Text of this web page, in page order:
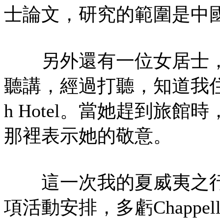
士論文，研究的範圍是中
另外還有一位女居士
聽講，經過打聽，知道我
h Hotel。當她趕到旅館時
那裡表示她的敬意。
這一次我的夏威夷之
項活動安排，多虧